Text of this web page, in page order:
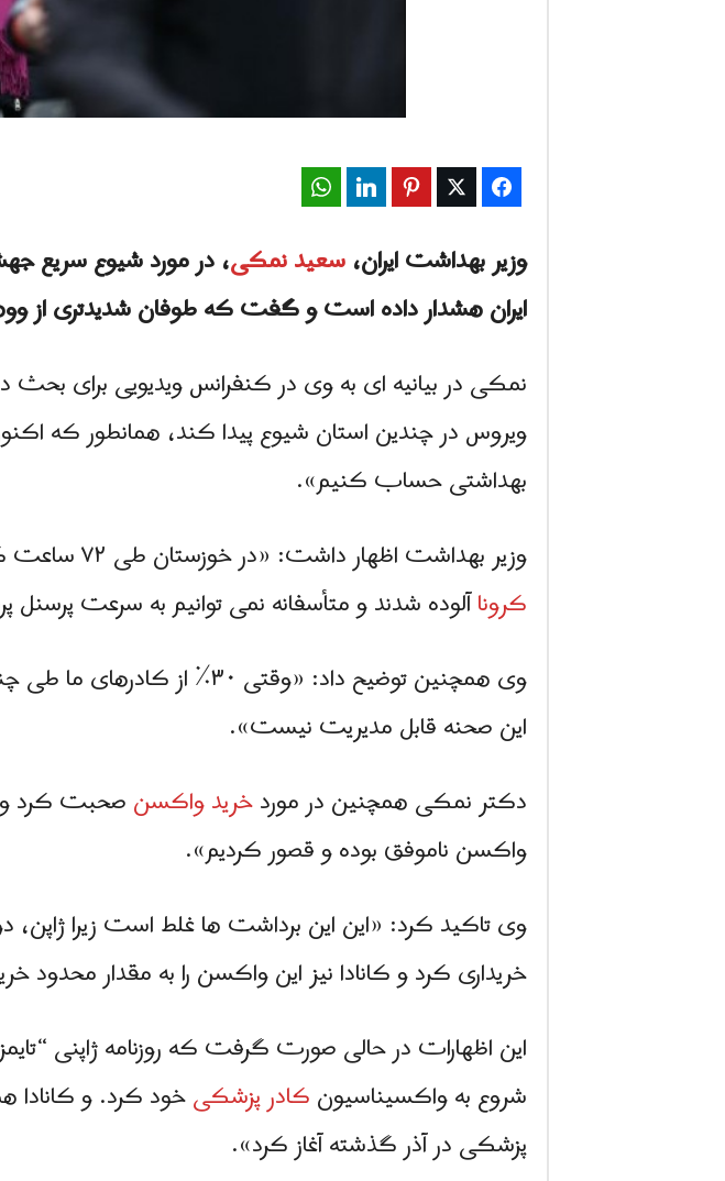
Facebook
Twitter
Pinterest
LinkedIn
وزیر بهداشت ایران،سعید نمکی، در مورد شیوع سریع
ایران هشدار داده است و گفت که طوفان شدیدتری از
نمکی در بیانیه ای به وی در کنفرانس ویدیویی برای بحث
ویروس در چندین استان شیوع پیدا کند، همانطور که
بهداشتی حساب کنیم».
وزیر بهداشت اظهار داشت: «در خوزستان طی ۷۲ ساعت گذشته، ۷۸ نفر از اعضای کادر پزشکی ایران به
کروناآلوده شدند و متأسفانه نمی توانیم به سرعت
وی همچنین توضیح داد:
این صحنه قابل مدیریت نیست».
دکتر نمکی همچنین در موردخرید واکسنصحبت کرد و
واکسن ناموفق بوده و قصور کردیم».
وی تاکید کرد: «این این برداشت ها غلط است زیرا
خریداری کرد و کانادا نیز این واکسن را به مقدار محدود
این اظهارات در حالی صورت گرفت که روزنامه ژاپنی
شروع به واکسیناسیونکادر پزشکیخود کرد. و کانادا
پزشکی در آذر گذشته آغاز کرد».